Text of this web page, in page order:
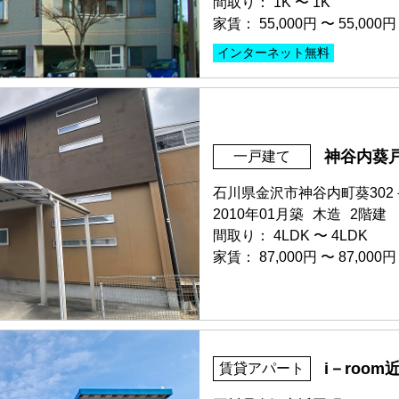
部屋号数 207号室
家賃 145,000円・共益費
階数 2階
保証人不要・代行 インターネ
部屋号数 306号室
家賃 150,000円・共益費
階数 3階
保証人不要・代行 インターネ
家賃： 55,000円 〜 55,000円
インターネット無料
内
階数 4階
敷金 - ・礼金 -
保証人不要・代行 インターネ
一戸建て 神谷内葵
石川県金沢市神谷内町葵302
2010年01月築
木造
2階建
間取り： 4LDK 〜 4LDK
家賃： 87,000円 〜 87,000円
部屋号数 1号室
家賃 87,000円・共益費 家賃
賃貸アパート i－room